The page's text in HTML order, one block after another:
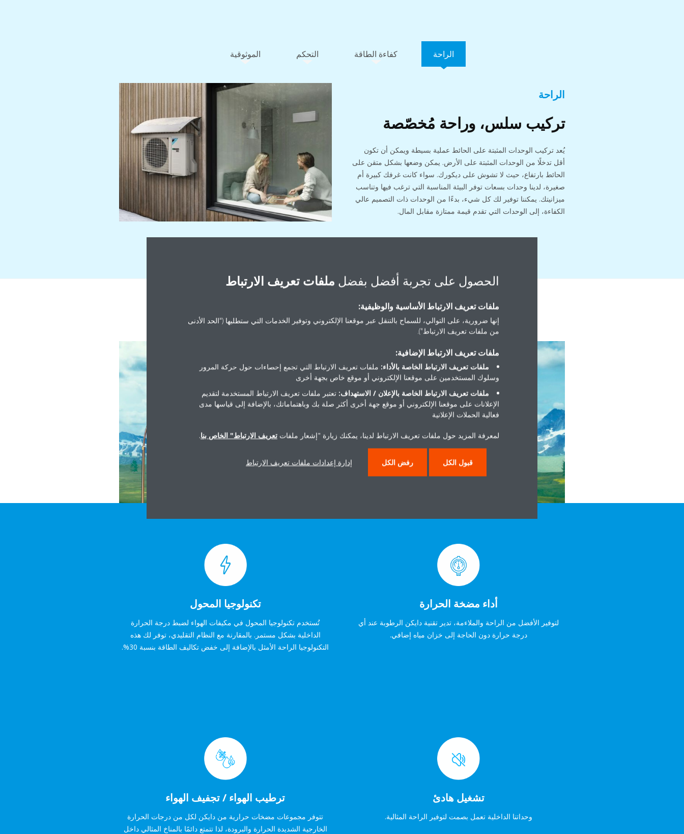
الراحة كفاءة الطاقة التحكم الموثوقية
الراحة
تركيب سلس، وراحة مُخصّصة
يُعد تركيب الوحدات المثبتة على الحائط عملية بسيطة ويمكن أن تكون
أقل تدخلًا من الوحدات المثبتة على الأرض. يمكن وضعها بشكل متقن على
الحائط بارتفاع، حيث لا تشوش على ديكورك. سواء كانت غرفك كبيرة أم
صغيرة، لدينا وحدات بسعات توفر البيئة المناسبة التي ترغب فيها وتناسب
ميزانيتك. يمكننا توفير لك كل شيء، بدءًا من الوحدات ذات التصميم عالي
الكفاءة، إلى الوحدات التي تقدم قيمة ممتازة مقابل المال.
التكنولوجيا
اكتشف مستقبل راحة الهواء
تكنولوجيا المحول
تُستخدم تكنولوجيا المحول في مكيفات الهواء لضبط درجة الحرارة
الداخلية بشكل مستمر. بالمقارنة مع النظام التقليدي، توفر لك هذه
التكنولوجيا الراحة الأمثل بالإضافة إلى خفض تكاليف الطاقة بنسبة 30%.
أداء مضخة الحرارة
لتوفير الأفضل من الراحة والملاءمة، تدير تقنية دايكن الرطوبة عند أي
درجة حرارة دون الحاجة إلى خزان مياه إضافي.
ترطيب الهواء / تجفيف الهواء
تتوفر مجموعات مضخات حرارية من دايكن لكل من درجات الحرارة
الخارجية الشديدة الحرارة والبرودة، لذا تتمتع دائمًا بالمناخ المثالي داخل
تشغيل هادئ
وحداتنا الداخلية تعمل بصمت لتوفير الراحة المثالية.
الحصول على تجربة أفضل بفضل ملفات تعريف الارتباط
ملفات تعريف الارتباط الأساسية والوظيفية:
إنها ضرورية، على التوالي، للسماح بالتنقل عبر موقعنا الإلكتروني وتوفير الخدمات التي ستطلبها ("الحد الأدنى
من ملفات تعريف الارتباط").
ملفات تعريف الارتباط الإضافية:
ملفات تعريف الارتباط الخاصة بالأداء: ملفات تعريف الارتباط التي تجمع إحصاءات حول حركة المرور
وسلوك المستخدمين على موقعنا الإلكتروني أو موقع خاص بجهة أخرى
ملفات تعريف الارتباط الخاصة بالإعلان / الاستهداف: تعتبر ملفات تعريف الارتباط المستخدمة لتقديم
الإعلانات على موقعنا الإلكتروني أو موقع جهة أخرى أكثر صلة بك وباهتماماتك، بالإضافة إلى قياسها مدى
فعالية الحملات الإعلانية
لمعرفة المزيد حول ملفات تعريف الارتباط لدينا، يمكنك زيارة "إشعار ملفات تعريف الارتباط" الخاص بنا.
قبول الكل رفض الكل إدارة إعدادات ملفات تعريف الارتباط